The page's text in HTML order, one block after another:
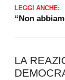
LEGGI ANCHE:
“Non
LA